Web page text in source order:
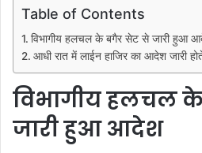
Table of Contents
विभागीय हलचल के बगैर सेट से जारी हुआ
आधी रात में लाईन हाजिर का आदेश जारी
विभागीय हलचल
जारी हुआ आदेश